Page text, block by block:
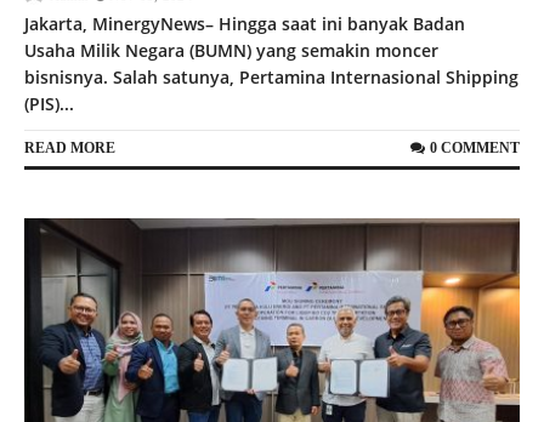
Jakarta, MinergyNews– Hingga saat ini banyak Badan
Usaha Milik Negara (BUMN) yang semakin moncer
bisnisnya. Salah satunya, Pertamina Internasional Shipping
(PIS)...
READ MORE 0 COMMENT